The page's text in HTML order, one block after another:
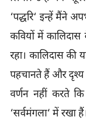
‘पद्धरि‘ इन्हें मैंने
कवियों में कालिदास
रहा। कालिदास की
पहचानते हैं और दृश्य
वर्णन नहीं करते
‘सर्वमंगला‘ में रखा